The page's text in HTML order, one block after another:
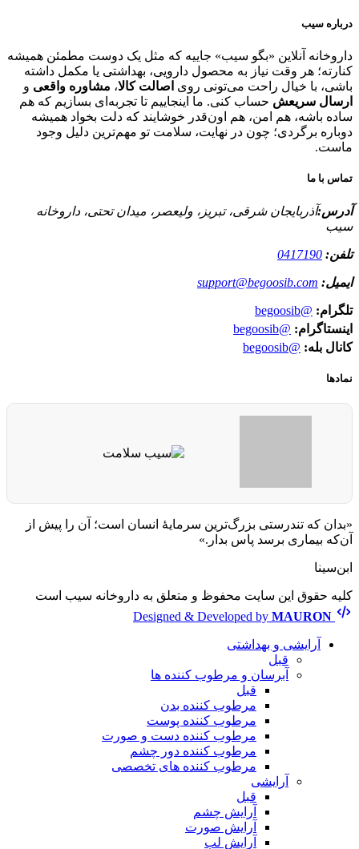
درباره سیب
داروخانه آنلاین «بگو سیب» جاییه که مثل یک دوست مطمئن همیشه
کنارته؛ هر وقت نیاز به محصول دارویی، بهداشتی یا مکمل داشته
باشی، با خیال راحت می‌تونی روی اصالت کالا، مشاوره واقعی و
ارسال سریعش حساب کنی. ما اینجاییم تا تجربه‌ای بسازیم که هم
ساده باشه، هم امن، هم اون‌قدر خوشایند که دلت بخواد همیشه
دوباره برگردی؛ چون در نهایت، سلامت تو مهم‌ترین دلیل وجود
ماست.
تماس با ما
آدرس:آذربایجان شرقی، تبریز، ولیعصر، میدان تحتی، داروخانه
سیب
تلفن: 0417190
ایمیل: support@begoosib.com
تلگرام: @begoosib
اینستاگرام: @begoosib
کانال بله: @begoosib
نمادها
«بدان که تندرستی بزرگ‌ترین سرمایهٔ انسان است؛ آن را پیش از
آن‌که بیماری برسد پاس بدار.»
ابن‌سینا
کلیه حقوق این سایت محفوظ و متعلق به داروخانه سیب است
Designed & Developed by MAURON
آرایشی و بهداشتی
قبل
آبرسان و مرطوب کننده ها
قبل
مرطوب کننده بدن
مرطوب کننده پوست
مرطوب کننده دست و صورت
مرطوب کننده دور چشم
مرطوب کننده های تخصصی
آرایشی
قبل
آرایش چشم
آرایش صورت
آرایش لب